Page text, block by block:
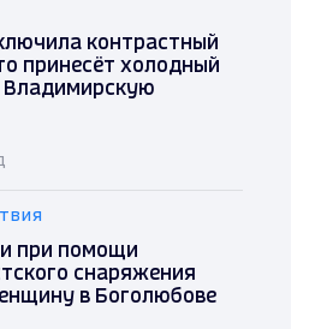
контрастный
принесёт холодный
Владимирскую
при помощи
снаряжения
в Боголюбове